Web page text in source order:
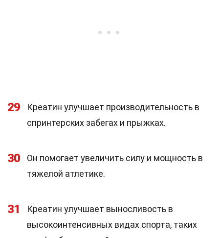
29
Креатин улучшает производительность в
спринтерских забегах и прыжках.
30
Он помогает увеличить силу и мощность в
тяжелой атлетике.
31
Креатин улучшает выносливость в
высокоинтенсивных видах спорта, таких